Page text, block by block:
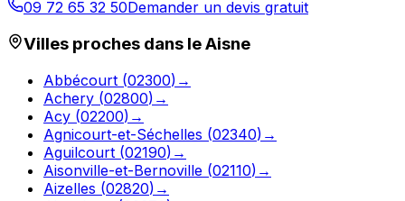
09 72 65 32 50Demander un devis gratuit
Villes proches dans leAisne
Abbécourt (02300) →
Achery (02800) →
Acy (02200) →
Agnicourt-et-Séchelles (02340) →
Aguilcourt (02190) →
Aisonville-et-Bernoville (02110) →
Aizelles (02820) →